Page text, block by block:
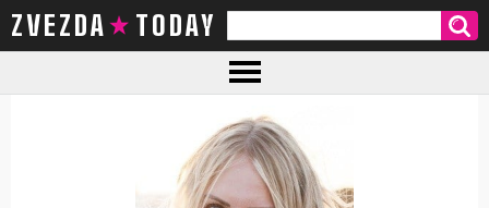
ZVEZDA TODAY